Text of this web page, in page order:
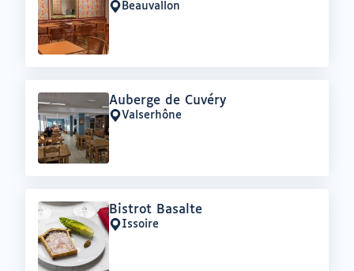
:Lieu
:
Beauvallon
Offre
:
Auberge de Cuvéry
Lieu
:
Valserhône
Offre
:
Bistrot Basalte
LieuIssoire